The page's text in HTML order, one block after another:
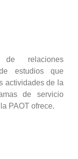
relaciones
estudios que
actividades de la
de servicio
PAOT ofrece.